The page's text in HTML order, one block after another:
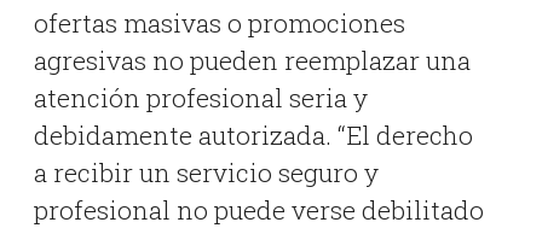
ofertas masivas o promociones
agresivas no pueden reemplazar una
atención profesional seria y
debidamente autorizada. “El derecho
a recibir un servicio seguro y
profesional no puede verse debilitado